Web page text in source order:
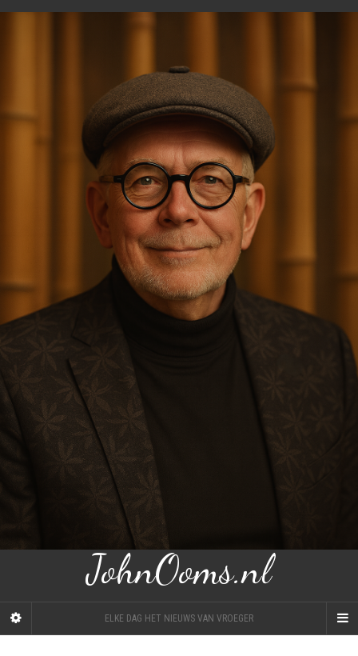
JohnOoms.nl
ELKE DAG HET NIEUWS VAN VROEGER